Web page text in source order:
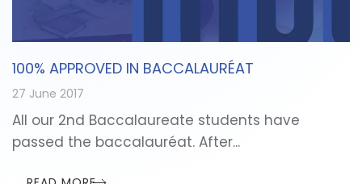
100% APPROVED IN BACCALAURÉAT
27 June 2017
All our 2nd Baccalaureate students have
passed the baccalauréat. After...